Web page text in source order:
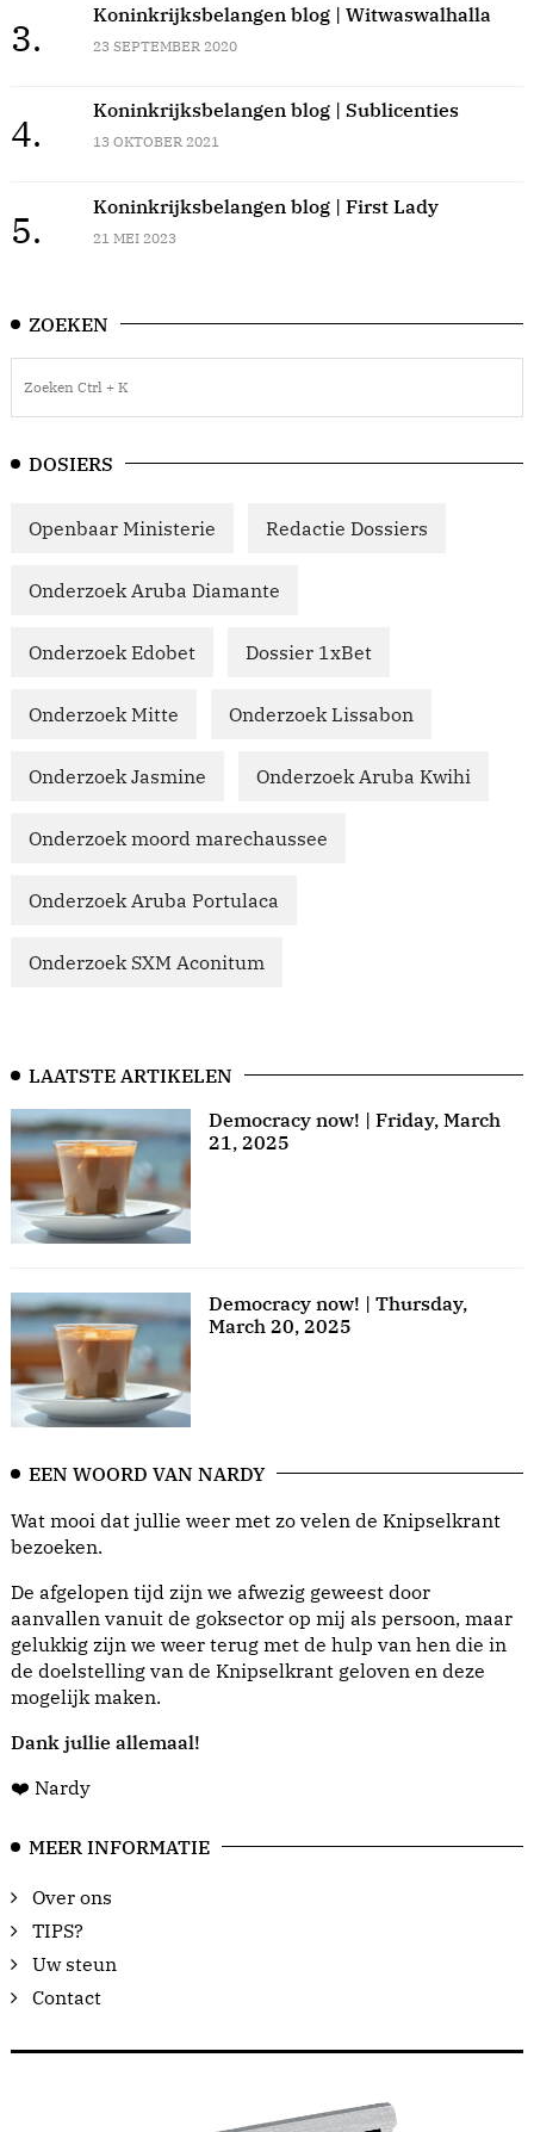
3.
Koninkrijksbelangen blog | Witwaswalhalla
23 SEPTEMBER 2020
4.
Koninkrijksbelangen blog | Sublicenties
13 OKTOBER 2021
5.
Koninkrijksbelangen blog | First Lady
21 MEI 2023
ZOEKEN
DOSIERS
Openbaar Ministerie Redactie Dossiers
Onderzoek Aruba Diamante
Onderzoek Edobet Dossier 1xBet
Onderzoek Mitte Onderzoek Lissabon
Onderzoek Jasmine Onderzoek Aruba Kwihi
Onderzoek moord marechaussee
Onderzoek Aruba Portulaca
Onderzoek SXM Aconitum
LAATSTE ARTIKELEN
Democracy now! | Friday, March
21, 2025
Democracy now! | Thursday,
March 20, 2025
EEN WOORD VAN NARDY
Wat mooi dat jullie weer met zo velen de Knipselkrant
bezoeken.
De afgelopen tijd zijn we afwezig geweest door
aanvallen vanuit de goksector op mij als persoon, maar
gelukkig zijn we weer terug met de hulp van hen die in
de doelstelling van de Knipselkrant geloven en deze
mogelijk maken.
Dank jullie allemaal!
❤️ Nardy
MEER INFORMATIE
Over ons
TIPS?
Uw steun
Contact